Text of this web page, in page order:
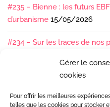
Gérer le
cookies
Pour offrir les meilleures
telles que les cookies pour stocker
#235 – Bienne : les futurs
d’urbanisme 15/05/2026
#234 – Sur les traces de nos
#233 – Les sédiments, ça se
#232 – Sur le terrain avec